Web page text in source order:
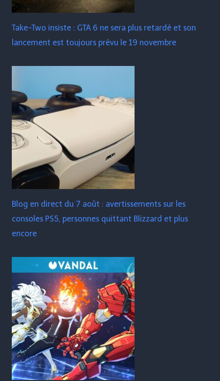
Take-Two insiste : GTA 6 ne sera plus retardé et son
lancement est toujours prévu le 19 novembre
Blog en direct du 7 août : avertissements sur les
consoles PS5, personnes quittant Blizzard et plus
encore